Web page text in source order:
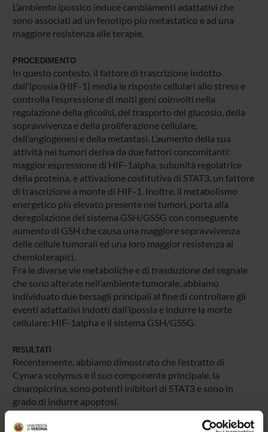
L’ambiente ipossico induce cambiamenti adattativi che
sono associati ad un fenotipo più metastatico e ad una
maggiore resistenza alle terapie.
PROCEDIMENTO
In questo contesto, il fattore di trascrizione indotto
dall’ipossia (HIF-1) media le risposte cellulari allo stress e
controlla l’espressione di molti geni coinvolti nella
regolazione della glicolisi, del trasporto del glucosio, della
sopravvivenza e della proliferazione cellulare,
dell’angiogenesi e della metastasi. L’aumento della sua
attività nei tumori deriva da due fattori concomitanti:
maggior espressione di HIF-1alpha, subunità regolatrice
della proteina, e attivazione costitutiva di STAT3, un fattore
di trascrizione a monte di HIF-1. Inoltre, il metabolismo
energetico più elevato presente nei tumori, porta alla
deregolazione del sistema GSH/GSSG con conseguente
aumento di GSH che causa una maggiore sopravvivenza
delle cellule tumorali ed una loro maggior resistenza ai
chemioterapici.
Fra le diverse vie metaboliche e di trasduzione del segnale
che sono alterate nell’ambiente tumorale, abbiamo
individuato due bersagli principali al fine di controllare gli
eventi adattativi indotti dall’ipossia e indurre la morte
cellulare: HIF-1alpha e il sistema GSH/GSSG.
RISULTATI
Recentemente, abbiamo dimostrato che l’estratto di
Cynara scolymus e il suo componente principale, la
cinaropicrina, sono potenti inibitori di STAT3 e sono in
grado di indurre apoptosi.
Sulla base di questi risultati, gli scopi principali di questo
progetto sono lo studio della capacità dell’estratto di